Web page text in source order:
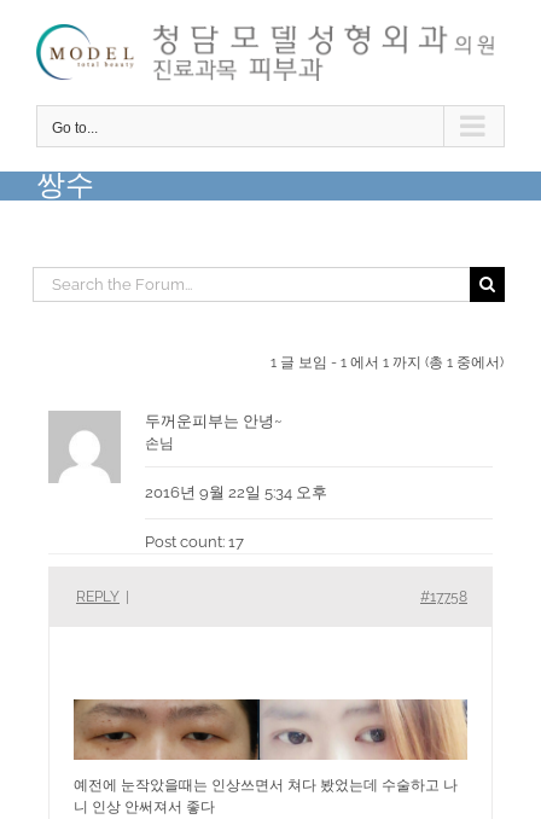
content
Go to...
쌍수
1 글 보임 - 1 에서 1 까지 (총 1 중에서)
두꺼운피부는 안녕~
손님
2016년 9월 22일 5:34 오후
Post count: 17
#17758
REPLY |
예전에 눈작았을때는 인상쓰면서 쳐다 봤었는데 수술하고 나
니 인상 안써져서 좋다